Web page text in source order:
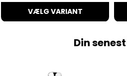
VÆLG VARIANT
Din